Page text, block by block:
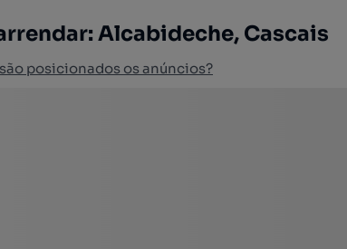
Alcabideche, Cascais
posicionados os anúncios?